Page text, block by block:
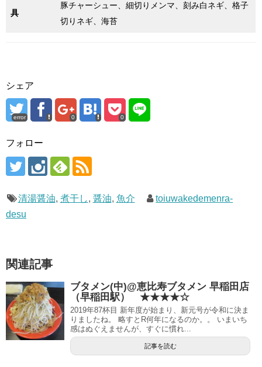
具
豚チャーシュー、細切りメンマ、刻み白ネギ、格子
切りネギ、海苔
シェア
error 0 0
フォロー
清湯醤油, 煮干し, 醤油, 魚介
toiuwakedemenra-
desu
関連記事
ブタメン(中)@恵比寿ブタメン 早稲田店
（早稲田駅） ★★★★☆
2019年87杯目 新年度が始まり、新元号が令和に決ま
りましたね。 略すとR何年になるのか。。 いまいち
感はぬぐえませんが、すぐに慣れ...
記事を読む